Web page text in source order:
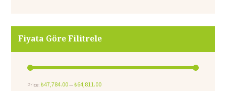
Fiyata Göre Filitrele
Price: ₺47,784.00—₺64,811.00